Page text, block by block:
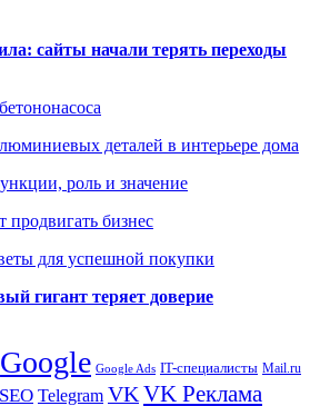
сайты начали терять переходы
деталей в интерьере дома
роль и значение
бизнес
для успешной покупки
гигант теряет доверие
Google Google Ads IT-специалисты Mail.ru
SEO Telegram VKVK Реклама